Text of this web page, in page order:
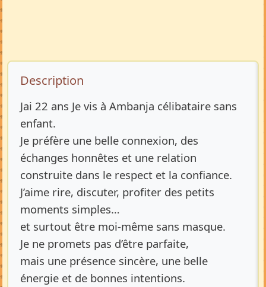
Description de l’annonce
Description
Jai 22 ans Je vis à Ambanja célibataire sans
enfant.
Je préfère une belle connexion, des
échanges honnêtes et une relation
construite dans le respect et la confiance.
J’aime rire, discuter, profiter des petits
moments simples…
et surtout être moi-même sans masque.
Je ne promets pas d’être parfaite,
mais une présence sincère, une belle
énergie et de bonnes intentions.